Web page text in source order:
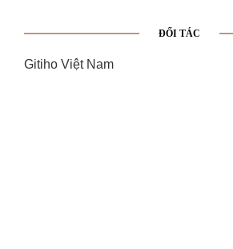
ĐỐI TÁC
Gitiho Việt Nam